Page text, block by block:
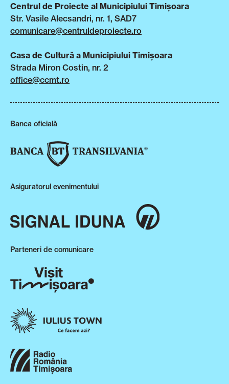
Centrul de Proiecte al Municipiului Timișoara
Str. Vasile Alecsandri, nr. 1, SAD7
comunicare@centruldeproiecte.ro
Casa de Cultură a Municipiului Timișoara
Strada Miron Costin, nr. 2
office@ccmt.ro
Banca oficială
Asiguratorul evenimentului
Parteneri de comunicare